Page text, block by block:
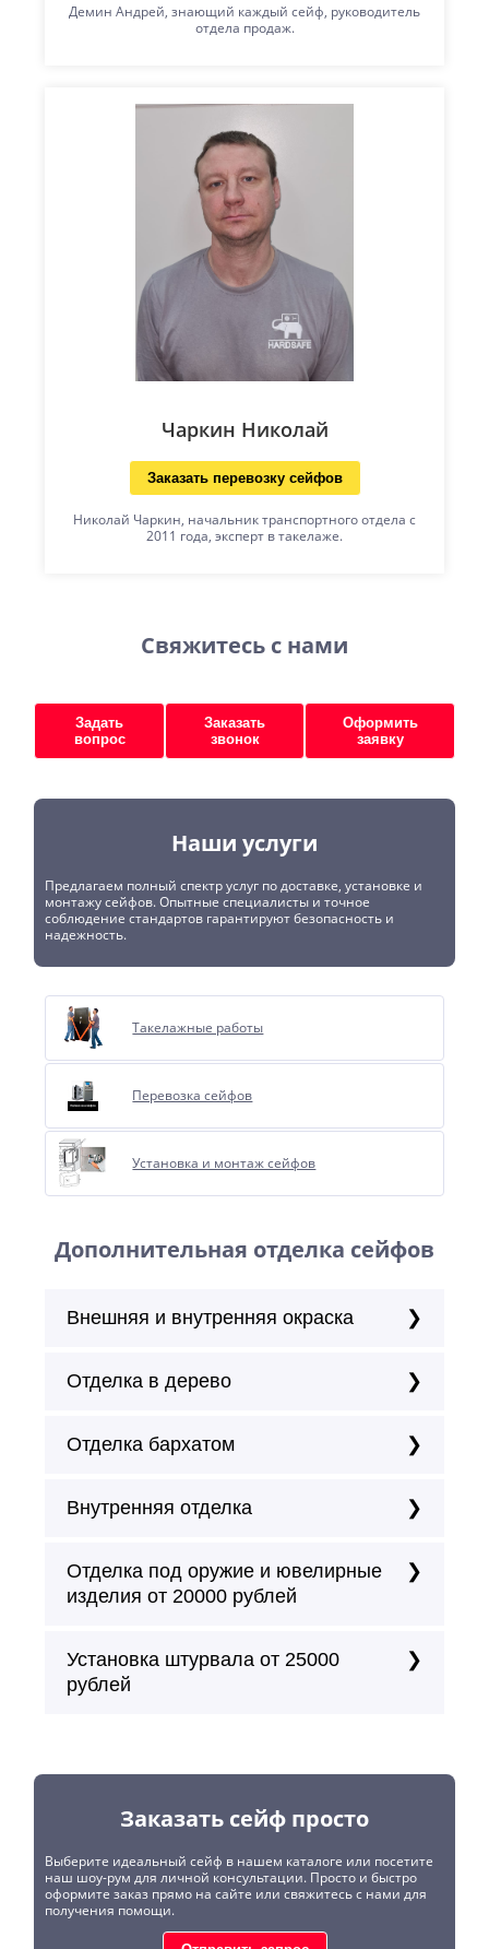
Демин Андрей, знающий каждый сейф, руководитель
отдела продаж.
Чаркин Николай
Заказать перевозку сейфов
Николай Чаркин, начальник транспортного отдела с
2011 года, эксперт в такелаже.
Свяжитесь с нами
Задать
вопрос
Заказать
звонок
Оформить
заявку
Наши услуги
Предлагаем полный спектр услуг по доставке, установке и
монтажу сейфов. Опытные специалисты и точное
соблюдение стандартов гарантируют безопасность и
надежность.
Такелажные работы
Перевозка сейфов
Установка и монтаж сейфов
Дополнительная отделка сейфов
Внешняя и внутренняя окраска
Отделка в дерево
Отделка бархатом
Внутренняя отделка
Отделка под оружие и ювелирные
изделия от 20000 рублей
Установка штурвала от 25000
рублей
Заказать сейф просто
Выберите идеальный сейф в нашем каталоге или посетите
наш шоу-рум для личной консультации. Просто и быстро
оформите заказ прямо на сайте или свяжитесь с нами для
получения помощи.